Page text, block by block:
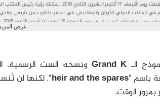
في المكتب الدولي للأوزان والمقاييس، في سيفر، بالقرب من باريس.
Christophe Ena
عرض المزيد
الـ Grand Kونسخه الست
باسم "heir and the spares". لكنها لن
الوقت.